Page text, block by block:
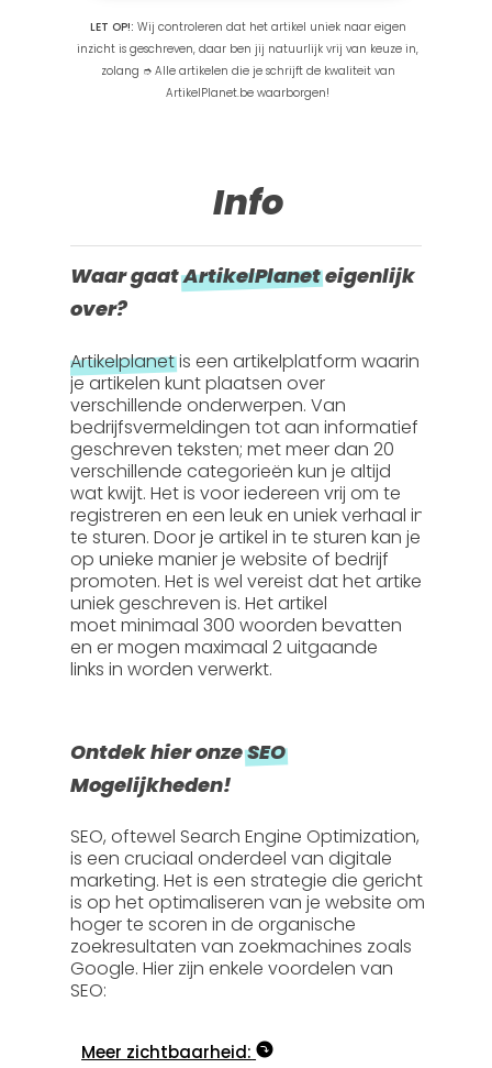
LET OP!: Wij controleren dat het artikel uniek naar eigen
inzicht is geschreven, daar ben jij natuurlijk vrij van keuze in,
zolang ➮ Alle artikelen die je schrijft de kwaliteit van
ArtikelPlanet.be waarborgen!
Info
Waar gaatArtikelPlaneteigenlijk
over?
Artikelplanetis een artikelplatform waarin
je artikelen kunt plaatsen over
verschillende onderwerpen. Van
bedrijfsvermeldingen tot aan informatief
geschreven teksten; met meer dan 20
verschillende categorieën kun je altijd
wat kwijt. Het is voor iedereen vrij om te
registreren en een leuk en uniek verhaal in
te sturen. Door je artikel in te sturen kan je
op unieke manier je website of bedrijf
promoten. Het is wel vereist dat het artikel
uniek geschreven is. Het artikel
moetminimaal 300 woorden bevatten
en er mogenmaximaal 2 uitgaande
links in worden verwerkt.
Ontdek hier onzeSEO
Mogelijkheden!
SEO, oftewel Search Engine Optimization,
is een cruciaal onderdeel van digitale
marketing. Het is een strategie die gericht
is op het optimaliseren van je website om
hoger te scoren in de organische
zoekresultaten van zoekmachines zoals
Google. Hier zijn enkele voordelen van
SEO:
Meer zichtbaarheid: